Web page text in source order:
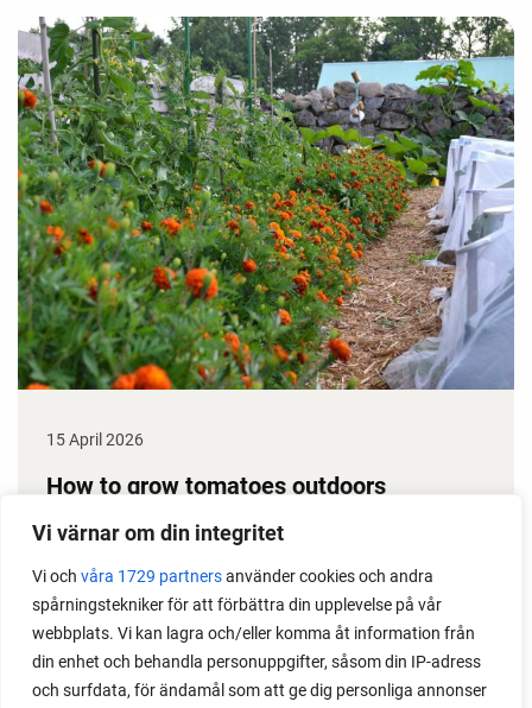
Vi värnar om din integritet
Vi och våra 1729 partnersanvänder cookies och andra
spårningstekniker för att förbättra din upplevelse på vår
webbplats. Vi kan lagra och/eller komma åt information från
din enhet och behandla personuppgifter, såsom din IP-adress
och surfdata, för ändamål som att ge dig personliga annonser
15 April 2026
How to grow tomatoes outdoors
Do you need a greenhouse to grow tomatoes? This
readers. I grow tomatoes outdoors without any
issues. Why not give it a try?